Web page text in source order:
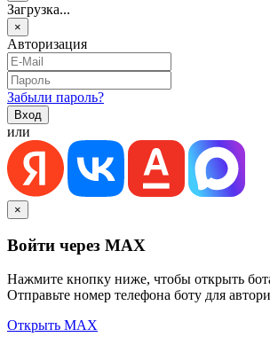
Загрузка...
×
Авторизация
Забыли пароль?
или
×
Войти через MAX
Нажмите кнопку ниже, чтобы открыть
Отправьте номер телефона боту для
Открыть MAX